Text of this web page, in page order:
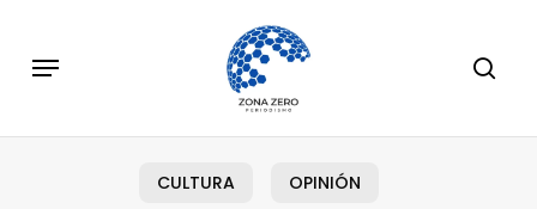
main
Menu
CULTURA OPINIÓN